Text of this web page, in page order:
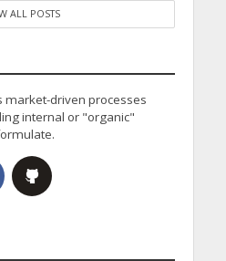
ALL POSTS
market-driven processes
internal or "organic"